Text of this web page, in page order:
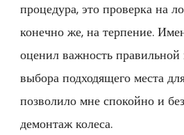
процедура, это проверка на
конечно же, на терпение.
оценил важность правильной
выбора подходящего места
позволило мне спокойно и
демонтаж колеса.